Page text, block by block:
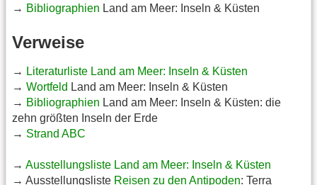
→ Bibliographien Land am Meer: Inseln & Küsten
Verweise
→ Literaturliste Land am Meer: Inseln & Küsten
→ Wortfeld Land am Meer: Inseln & Küsten
→ Bibliographien Land am Meer: Inseln & Küsten: die
zehn größten Inseln der Erde
→ Strand ABC
→ Ausstellungsliste Land am Meer: Inseln & Küsten
→ Ausstellungsliste Reisen zu den Antipoden: Terra